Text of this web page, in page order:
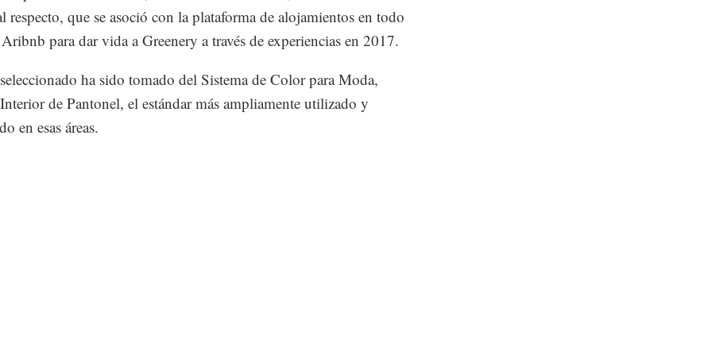
respecto, que se asoció con la plataforma de alojamientos en todo
para dar vida a Greenery a través de experiencias en 2017.
ha sido tomado del Sistema de Color para Moda,
de Pantonel, el estándar más ampliamente utilizado y
en esas áreas.